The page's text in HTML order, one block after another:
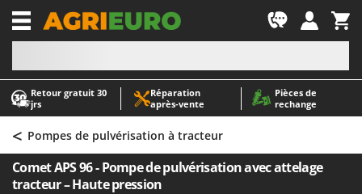
Retour gratuit 30
jrs
Réparation
après‑vente
Pièces de
rechange
-1
A
Abris de jardin
Accessoires pour tracteurs tondeuses autoportés
Aérateurs Scarificateurs pour gazon
Arracheuses de pommes de terre pour tracteur
A
AgriEuro Premium
AgriEuro TOP-LINE
AGT
< Pompes de pulvérisation à tracteur
Comet APS 96 - Pompe de pulvérisation avec attelage
tracteur – Haute pression